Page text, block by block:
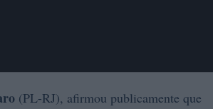
(PL-RJ), afirmou publicamente que